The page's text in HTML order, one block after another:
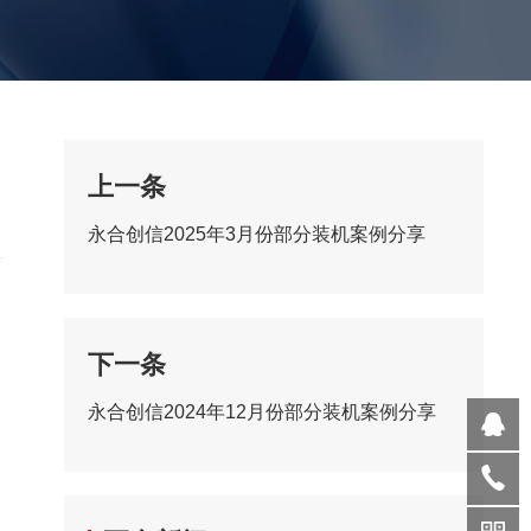
上一条
永合创信2025年3月份部分装机案例分享
下一条
永合创信2024年12月份部分装机案例分享